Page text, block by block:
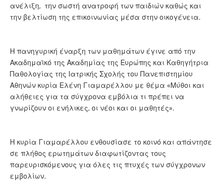
ανέλιξη, την σωστή ανατροφή των παιδιών καθώς και
την βελτίωση της επικοινωνίας μέσα στην οικογένεια.
Η πανηγυρική έναρξη των μαθημάτων έγινε από την
Ακαδημαϊκό της Ακαδημίας της Ευρώπης και Καθηγήτρια
Παθολογίας της Ιατρικής Σχολής του Πανεπιστημίου
Αθηνών κυρία Ελένη Γιαμαρέλλου με θέμα «Μύθοι και
αλήθειες για τα σύγχρονα εμβόλια τι πρέπει να
γνωρίζουν οι ενήλικες, οι νέοι και οι μαθητές».
Η κυρία Γιαμαρέλλου ενθουσίασε το κοινό και απάντησε
σε πλήθος ερωτημάτων διαφωτίζοντας τους
παρευρισκόμενους για όλες τις πτυχές των σύγχρονων
εμβολίων.